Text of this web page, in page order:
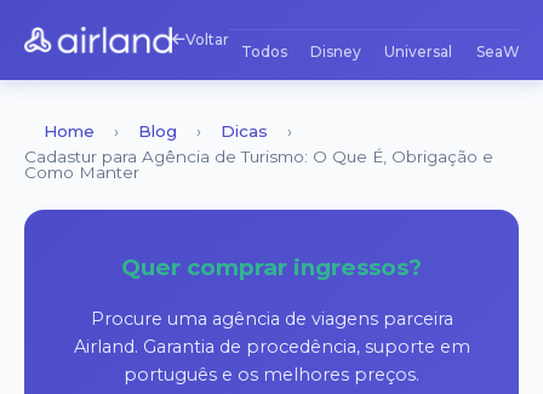
Todos Disney Universal
Voltar
Home › Blog › Dicas
›
Cadastur para Agência de Turismo: O Que É, Obrigação e
Como Manter
Quer comprar ingressos?
Procure uma agência de viagens parceira
Airland. Garantia de procedência, suporte em
português e os melhores preços.